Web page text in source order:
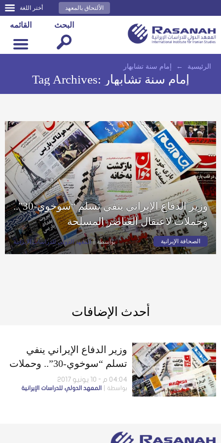
أختر اللغة الألتحاق بالمعهد
القائمه البحث
الرئيسية ← إمام سنة تشابهار
Tag Archives: إمام سنة تشابهار
وزير الدفاع الإيراني ينفي تسلم “سوخوي-30”..
وحملات لاعتقال العناصر المسلحة
الصحافة الإيرانية بواسطة المعهد الدولي للدراسات الإيرانية
أحدث الإضافات
وزير الدفاع الإيراني ينفي
تسلم “سوخوي-30”.. وحملات
لاعتقال العناصر المسلحة
04:04 م - 10 يونيو 2017
بواسطة المعهد الدولي للدراسات الإيرانية